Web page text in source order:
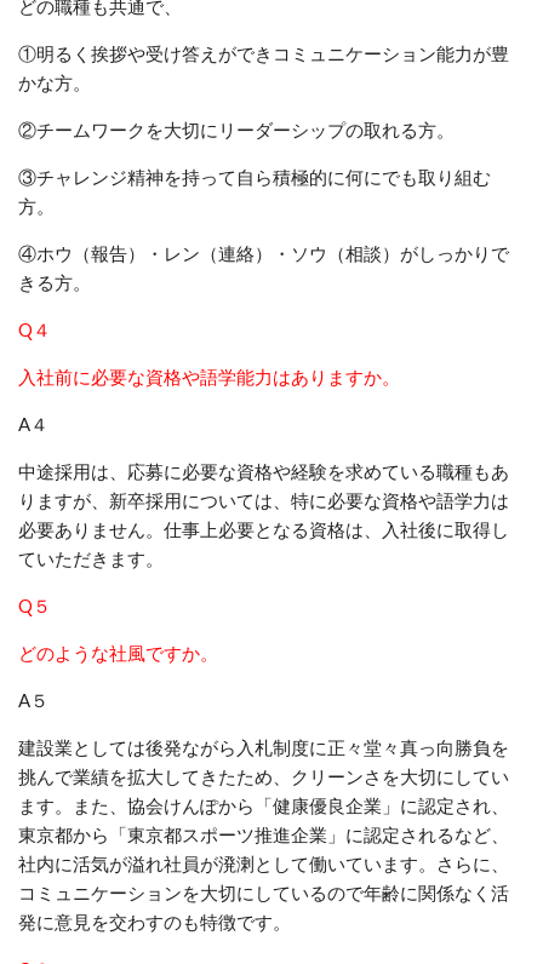
どの職種も共通で、
①明るく挨拶や受け答えができコミュニケーション能力が豊
かな方。
②チームワークを大切にリーダーシップの取れる方。
③チャレンジ精神を持って自ら積極的に何にでも取り組む
方。
④ホウ（報告）・レン（連絡）・ソウ（相談）がしっかりで
きる方。
Q４
入社前に必要な資格や語学能力はありますか。
A４
中途採用は、応募に必要な資格や経験を求めている職種もあ
りますが、新卒採用については、特に必要な資格や語学力は
必要ありません。仕事上必要となる資格は、入社後に取得し
ていただきます。
Q５
どのような社風ですか。
A５
建設業としては後発ながら入札制度に正々堂々真っ向勝負を
挑んで業績を拡大してきたため、クリーンさを大切にしてい
ます。また、協会けんぽから「健康優良企業」に認定され、
東京都から「東京都スポーツ推進企業」に認定されるなど、
社内に活気が溢れ社員が溌溂として働いています。さらに、
コミュニケーションを大切にしているので年齢に関係なく活
発に意見を交わすのも特徴です。